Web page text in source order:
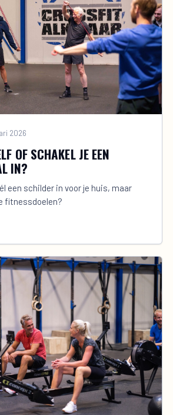
2026
OF SCHAKEL JE EEN
IN?
een schilder in voor je huis, maar
fitnessdoelen?